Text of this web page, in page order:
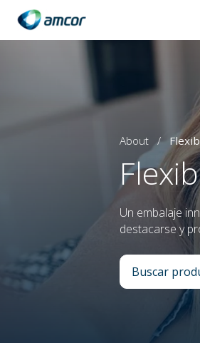
to
About /
Un embalaje
destacarse y
Buscar :